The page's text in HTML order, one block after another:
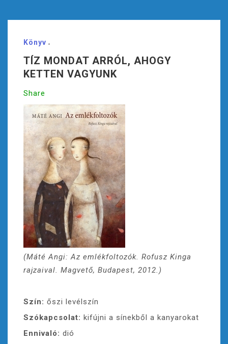
Könyv
TÍZ MONDAT ARRÓL, AHOGY
KETTEN VAGYUNK
Share
(Máté Angi: Az emlékfoltozók. Rofusz Kinga
rajzaival. Magvető, Budapest, 2012.)
Szín: őszi levélszín
Szókapcsolat: kifújni a sínekből a kanyarokat
Ennivaló: dió